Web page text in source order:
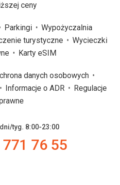
ceny
Parkingi
Wypożyczalnia
turystyczne
Wycieczki
Karty eSIM
danych osobowych
Informacje o ADR
Regulacje
tyg. 8:00-23:00
76 55